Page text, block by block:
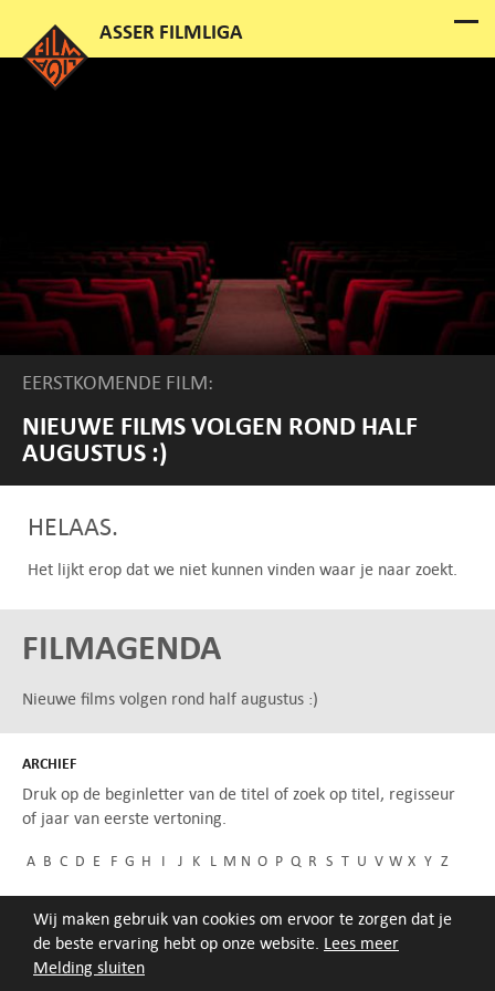
Melding sluiten
Wij maken gebruik van cookies om ervoor te zorgen dat je
de beste ervaring hebt op onze website. Lees meer
EERSTKOMENDE FILM:
NIEUWE FILMS VOLGEN ROND HALF
AUGUSTUS :)
HELAAS.
Het lijkt erop dat we niet kunnen vinden waar je naar zoekt.
FILMAGENDA
Nieuwe films volgen rond half augustus :)
ARCHIEF
Druk op de beginletter van de titel of zoek op titel, regisseur
of jaar van eerste vertoning.
A B C D E F G H I J K L M N O P Q R S T U V W X Y Z